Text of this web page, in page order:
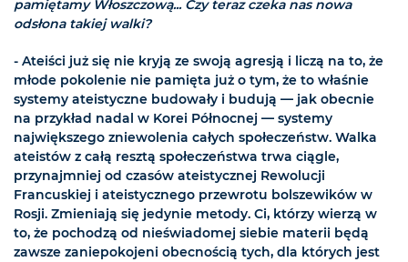
pamiętamy Włoszczową... Czy teraz czeka nas nowa
odsłona takiej walki?
- Ateiści już się nie kryją ze swoją agresją i liczą na to, że
młode pokolenie nie pamięta już o tym, że to właśnie
systemy ateistyczne budowały i budują — jak obecnie
na przykład nadal w Korei Północnej — systemy
największego zniewolenia całych społeczeństw. Walka
ateistów z całą resztą społeczeństwa trwa ciągle,
przynajmniej od czasów ateistycznej Rewolucji
Francuskiej i ateistycznego przewrotu bolszewików w
Rosji. Zmieniają się jedynie metody. Ci, którzy wierzą w
to, że pochodzą od nieświadomej siebie materii będą
zawsze zaniepokojeni obecnością tych, dla których jest